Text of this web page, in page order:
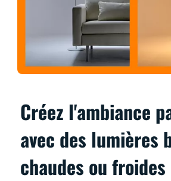
Créez l'ambiance
avec des lumières
chaudes ou froides